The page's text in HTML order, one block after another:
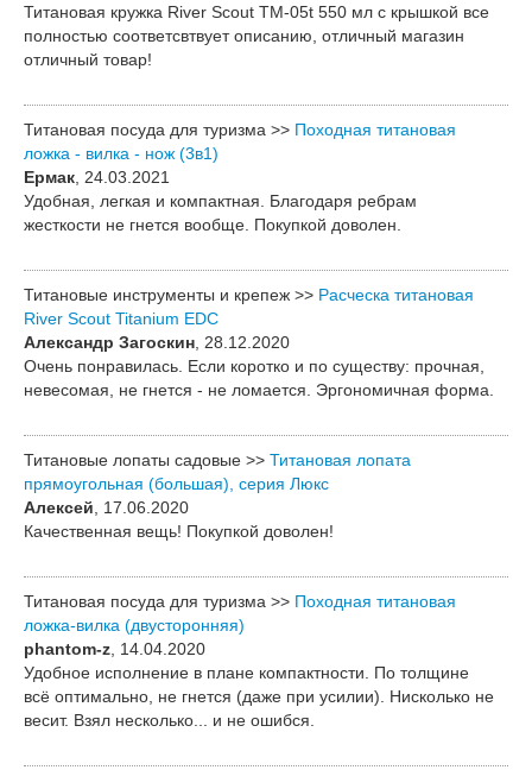
Титановая кружка River Scout TM-05t 550 мл c крышкой все
полностью соответсвтвует описанию, отличный магазин
отличный товар!
Титановая посуда для туризма >> Походная титановая
ложка - вилка - нож (3в1)
Ермак, 24.03.2021
Удобная, легкая и компактная. Благодаря ребрам
жесткости не гнется вообще. Покупкой доволен.
Титановые инструменты и крепеж >> Расческа титановая
River Scout Titanium EDC
Александр Загоскин, 28.12.2020
Очень понравилась. Если коротко и по существу: прочная,
невесомая, не гнется - не ломается. Эргономичная форма.
Титановые лопаты садовые >> Титановая лопата
прямоугольная (большая), серия Люкс
Алексей, 17.06.2020
Качественная вещь! Покупкой доволен!
Титановая посуда для туризма >> Походная титановая
ложка-вилка (двусторонняя)
phantom-z, 14.04.2020
Удобное исполнение в плане компактности. По толщине
всё оптимально, не гнется (даже при усилии). Нисколько не
весит. Взял несколько... и не ошибся.